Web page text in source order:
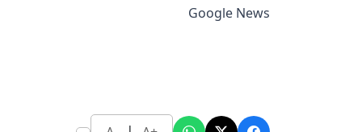
Google News